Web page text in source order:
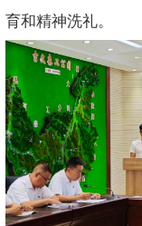
育和精神洗礼。